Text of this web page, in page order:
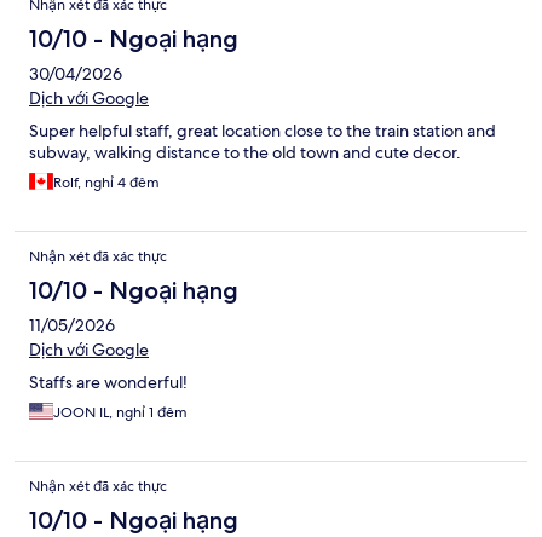
Nhận xét đã xác thực
10/10 - Ngoại hạng
30/04/2026
Dịch với Google
Super helpful staff, great location close to the train station and
subway, walking distance to the old town and cute decor.
Rolf, nghỉ 4 đêm
Nhận xét đã xác thực
10/10 - Ngoại hạng
11/05/2026
Dịch với Google
Staffs are wonderful!
JOON IL, nghỉ 1 đêm
Nhận xét đã xác thực
10/10 - Ngoại hạng